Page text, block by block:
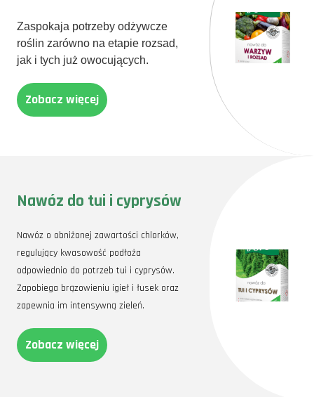
Zaspokaja potrzeby odżywcze
roślin zarówno na etapie rozsad,
jak i tych już owocujących.
Zobacz więcej
Nawóz do tui i cyprysów
Nawóz o obniżonej zawartości chlorków,
regulujący kwasowość podłoża
odpowiednio do potrzeb tui i cyprysów.
Zapobiega brązowieniu igieł i łusek oraz
zapewnia im intensywną zieleń.
Zobacz więcej